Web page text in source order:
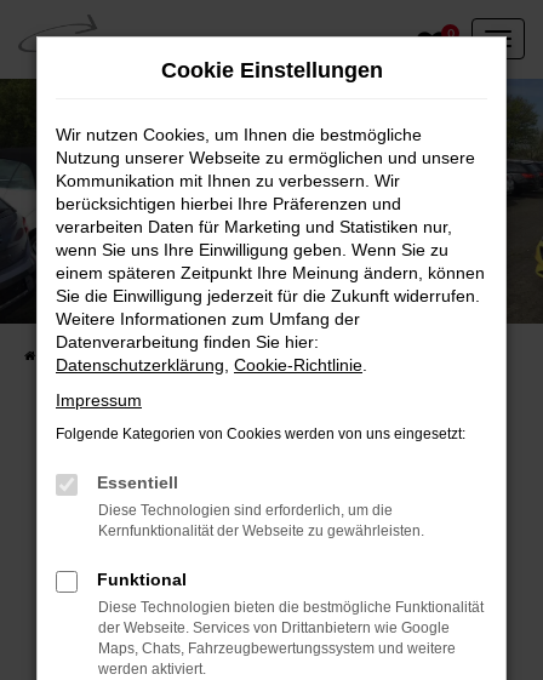
Zum
Hauptinhalt
springen
0
Unser Fahrzeugbestand vor Ort
Entdecken Sie unsere sofort verfügbaren
Fahrzeugangebote
Fehler: Network Error
Beim Laden ist ein Fehler aufgetreten.
Hier sind ein paar Tipps, die dir helfen können:
Überprüfe deine Firewall und deine
Internetverbindung.
Laden andere Webseiten, zum Beispiel deine
Suchmaschine?
Cookie Einstellungen
Wir nutzen Cookies, um Ihnen die bestmögliche
Nutzung unserer Webseite zu ermöglichen und unsere
Kommunikation mit Ihnen zu verbessern. Wir
berücksichtigen hierbei Ihre Präferenzen und
verarbeiten Daten für Marketing und Statistiken nur,
wenn Sie uns Ihre Einwilligung geben. Wenn Sie zu
einem späteren Zeitpunkt Ihre Meinung ändern, können
Sie die Einwilligung jederzeit für die Zukunft widerrufen.
Weitere Informationen zum Umfang der
Datenverarbeitung finden Sie hier:
Datenschutzerklärung Cookie-Richtlinie
Impressum
Folgende Kategorien von Cookies werden von uns eingesetzt:
Essentiell
Diese Technologien sind erforderlich, um die
Kernfunktionalität der Webseite zu gewährleisten.
Funktional
Diese Technologien bieten die bestmögliche Funktionalität
der Webseite. Services von Drittanbietern wie Google
Maps, Chats, Fahrzeugbewertungssystem und weitere
werden aktiviert.